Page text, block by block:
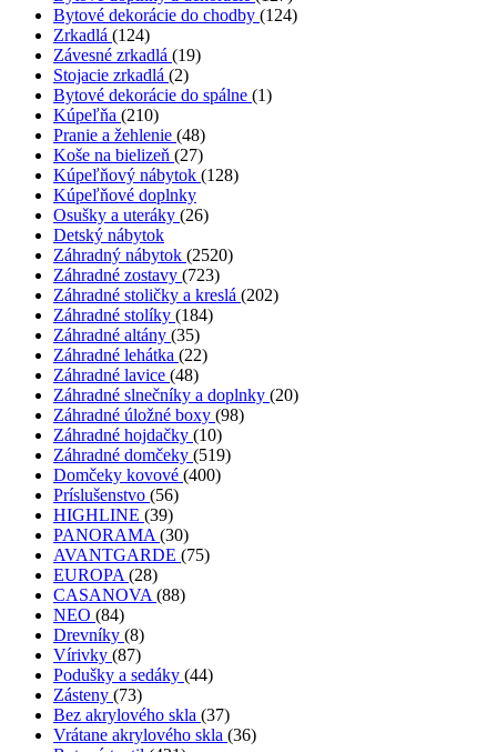
Bytové dekorácie do chodby (124)
Zrkadlá (124)
Závesné zrkadlá (19)
Stojacie zrkadlá (2)
Bytové dekorácie do spálne (1)
Kúpeľňa (210)
Pranie a žehlenie (48)
Koše na bielizeň (27)
Kúpeľňový nábytok (128)
Kúpeľňové doplnky
Osušky a uteráky (26)
Detský nábytok
Záhradný nábytok (2520)
Záhradné zostavy (723)
Záhradné stoličky a kreslá (202)
Záhradné stolíky (184)
Záhradné altány (35)
Záhradné lehátka (22)
Záhradné lavice (48)
Záhradné slnečníky a doplnky (20)
Záhradné úložné boxy (98)
Záhradné hojdačky (10)
Záhradné domčeky (519)
Domčeky kovové (400)
Príslušenstvo (56)
HIGHLINE (39)
PANORAMA (30)
AVANTGARDE (75)
EUROPA (28)
CASANOVA (88)
NEO (84)
Drevníky (8)
Vírivky (87)
Podušky a sedáky (44)
Zásteny (73)
Bez akrylového skla (37)
Vrátane akrylového skla (36)